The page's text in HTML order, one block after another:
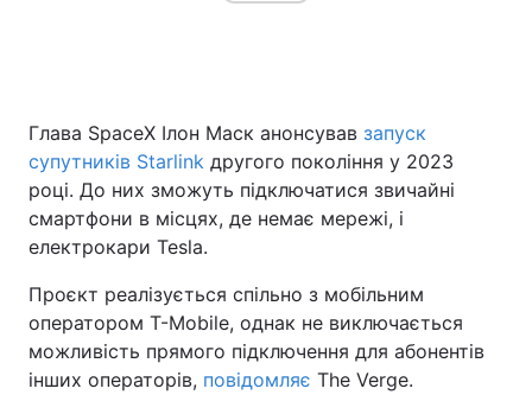
Глава SpaceX Ілон Маск анонсував запуск
супутників Starlink другого покоління у 2023
році. До них зможуть підключатися звичайні
смартфони в місцях, де немає мережі, і
електрокари Tesla.
Проєкт реалізується спільно з мобільним
оператором T-Mobile, однак не виключається
можливість прямого підключення для абонентів
інших операторів, повідомляє The Verge.